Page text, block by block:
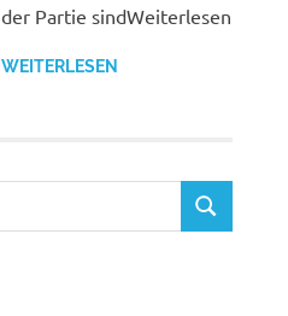
der Partie sindWeiterlesen
WEITERLESEN
SUCHEN